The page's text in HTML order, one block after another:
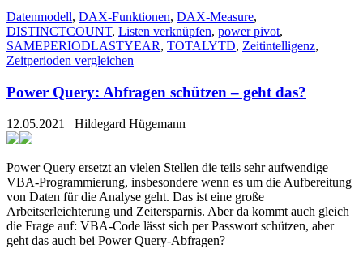
Datenmodell, DAX-Funktionen, DAX-Measure,
DISTINCTCOUNT, Listen verknüpfen, power pivot,
SAMEPERIODLASTYEAR, TOTALYTD, Zeitintelligenz,
Zeitperioden vergleichen
Power Query: Abfragen schützen – geht das?
12.05.2021 Hildegard Hügemann
Power Query ersetzt an vielen Stellen die teils sehr aufwendige
VBA-Programmierung, insbesondere wenn es um die Aufbereitung
von Daten für die Analyse geht. Das ist eine große
Arbeitserleichterung und Zeitersparnis. Aber da kommt auch gleich
die Frage auf: VBA-Code lässt sich per Passwort schützen, aber
geht das auch bei Power Query-Abfragen?